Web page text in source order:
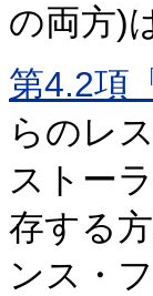
の両方)
第4.2項
らのレ
ストー
存する
ンス・